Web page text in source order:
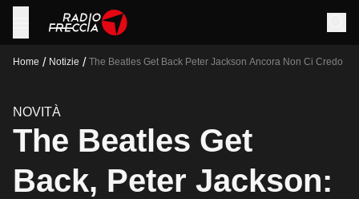
Home / Notizie / The Beatles Get Back Peter Jackson Ancora Non Ci Credo
NOVITÀ
The Beatles Get
Back, Peter Jackson: